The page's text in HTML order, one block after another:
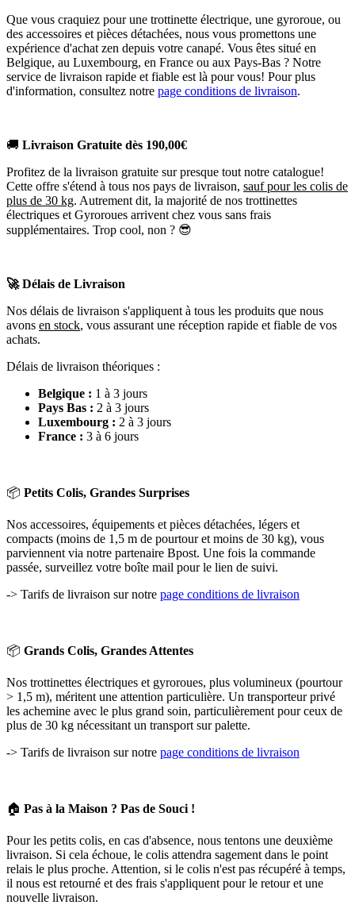
Que vous craquiez pour une trottinette électrique, une gyroroue, ou
des accessoires et pièces détachées, nous vous promettons une
expérience d'achat zen depuis votre canapé. Vous êtes situé en
Belgique, au Luxembourg, en France ou aux Pays-Bas ? Notre
service de livraison rapide et fiable est là pour vous! Pour plus
d'information, consultez notre page conditions de livraison.
🚚 Livraison Gratuite dès 190,00€
Profitez de la livraison gratuite sur presque tout notre catalogue!
Cette offre s'étend à tous nos pays de livraison, sauf pour les colis de
plus de 30 kg. Autrement dit, la majorité de nos trottinettes
électriques et Gyroroues arrivent chez vous sans frais
supplémentaires. Trop cool, non ? 😎
🚀 Délais de Livraison
Nos délais de livraison s'appliquent à tous les produits que nous
avons en stock, vous assurant une réception rapide et fiable de vos
achats.
Délais de livraison théoriques :
Belgique : 1 à 3 jours
Pays Bas : 2 à 3 jours
Luxembourg : 2 à 3 jours
France : 3 à 6 jours
📦 Petits Colis, Grandes Surprises
Nos accessoires, équipements et pièces détachées, légers et
compacts (moins de 1,5 m de pourtour et moins de 30 kg), vous
parviennent via notre partenaire Bpost. Une fois la commande
passée, surveillez votre boîte mail pour le lien de suivi.
-> Tarifs de livraison sur notre page conditions de livraison
📦 Grands Colis, Grandes Attentes
Nos trottinettes électriques et gyroroues, plus volumineux (pourtour
> 1,5 m), méritent une attention particulière. Un transporteur privé
les achemine avec le plus grand soin, particulièrement pour ceux de
plus de 30 kg nécessitant un transport sur palette.
-> Tarifs de livraison sur notre page conditions de livraison
🏠 Pas à la Maison ? Pas de Souci !
Pour les petits colis, en cas d'absence, nous tentons une deuxième
livraison. Si cela échoue, le colis attendra sagement dans le point
relais le plus proche. Attention, si le colis n'est pas récupéré à temps,
il nous est retourné et des frais s'appliquent pour le retour et une
nouvelle livraison.